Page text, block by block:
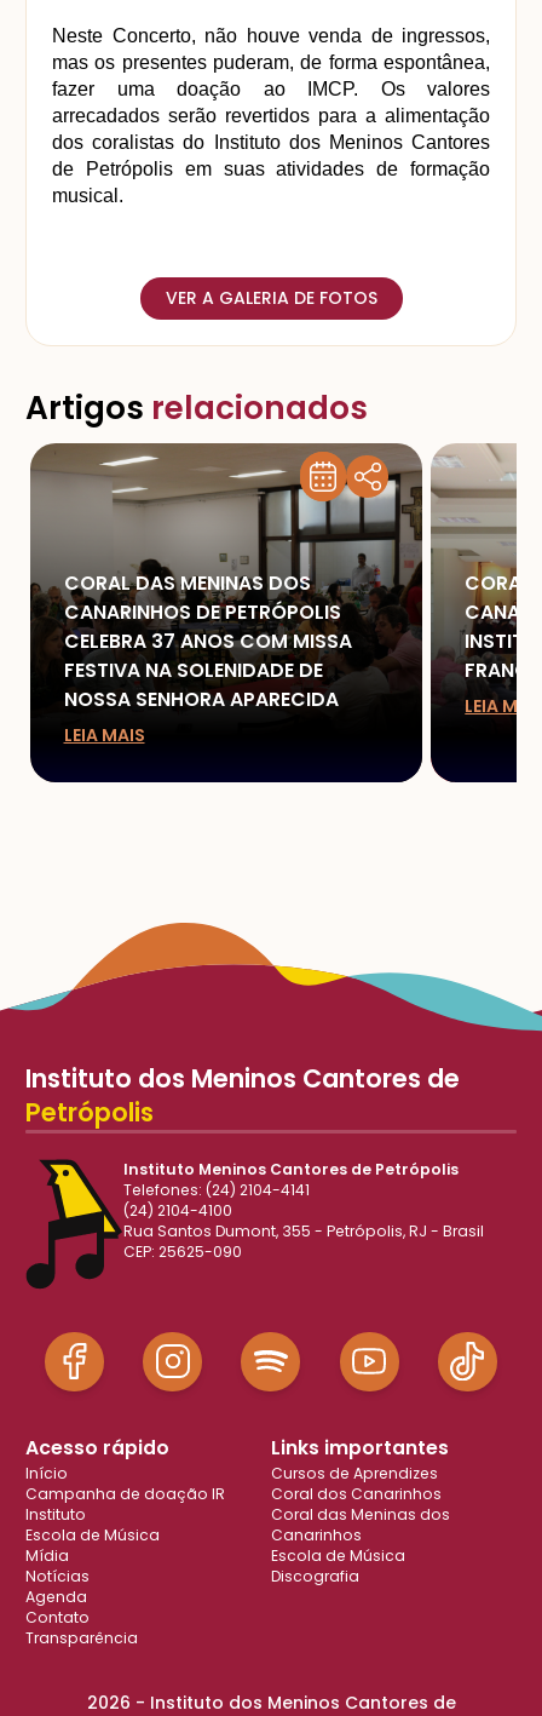
Neste Concerto, não houve venda de ingressos,
mas os presentes puderam, de forma espontânea,
fazer uma doação ao IMCP. Os valores
arrecadados serão revertidos para a alimentação
dos coralistas do Instituto dos Meninos Cantores
de Petrópolis em suas atividades de formação
musical.
VER A GALERIA DE FOTOS
Artigos relacionados
CORAL DAS MENINAS DOS
CANARINHOS DE PETRÓPOLIS
CELEBRA 37 ANOS COM MISSA
FESTIVA NA SOLENIDADE DE
NOSSA SENHORA APARECIDA
LEIA MAIS
CORAL
LEIA
Instituto dos Meninos Cantores de
Petrópolis
Instituto Meninos Cantores de Petrópolis
Telefones: (24) 2104-4141
(24) 2104-4100
Rua Santos Dumont, 355 - Petrópolis, RJ - Brasil
CEP: 25625-090
Acesso rápido
Início
Campanha de doação IR
Instituto
Escola de Música
Mídia
Notícias
Agenda
Contato
Transparência
Links importantes
Cursos de Aprendizes
Coral dos Canarinhos
Coral das Meninas dos
Canarinhos
Escola de Música
Discografia
2026 - Instituto dos Meninos Cantores de